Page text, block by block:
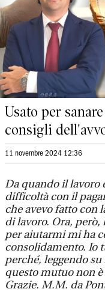
Usato per
consigli
11 novembre 2024 12:36
Da quando il lavoro
difficoltà con il
che avevo fatto con
di lavoro. Ora,
per aiutarmi mi ha
consolidamento. Io
perché, leggendo
questo mutuo non
Grazie. M.M. da